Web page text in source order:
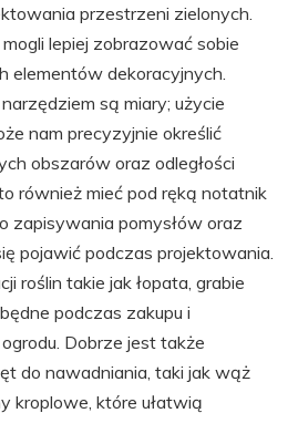
przestrzeni zielonych.
lepiej zobrazować sobie
elementów dekoracyjnych.
są miary; użycie
nam precyzyjnie określić
obszarów oraz odległości
również mieć pod ręką notatnik
zapisywania pomysłów oraz
pojawić podczas projektowania.
roślin takie jak łopata, grabie
podczas zakupu i
Dobrze jest także
do nawadniania, taki jak wąż
kroplowe, które ułatwią